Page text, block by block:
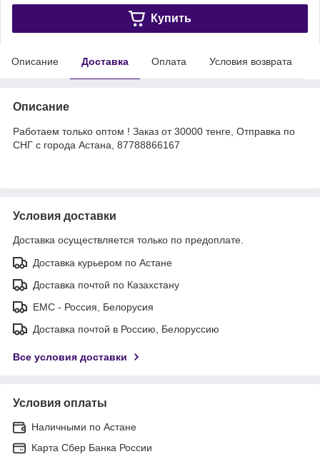
Купить
Описание Доставка Оплата Условия возврата
Описание
Работаем только оптом ! Заказ от 30000 тенге, Отправка по
СНГ с города Астана, 87788866167
Условия доставки
Доставка осуществляется только по предоплате.
Доставка курьером по Астане
Доставка почтой по Казахстану
ЕМС - Россия, Белорусия
Доставка почтой в Россию, Белоруссию
Все условия доставки
Условия оплаты
Наличными по Астане
Карта Сбер Банка России